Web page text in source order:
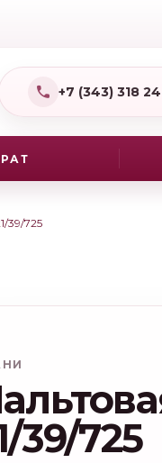
+7 (343) 318
7(931) 009-16-
39/725
39/725